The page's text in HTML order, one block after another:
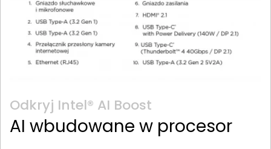
Odkryj Intel® AI Boost
AI wbudowane w procesor